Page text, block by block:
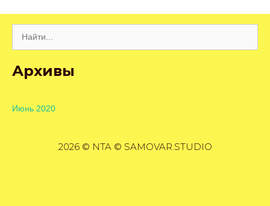
Архивы
Июнь 2020
2026 © NTA © SAMOVAR.STUDIO